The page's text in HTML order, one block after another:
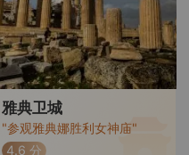
溪村的宁静与蓝月谷的
秀丽相得益彰，而大理
的风情别树一帜，喜洲
古镇的民族韵味饮食文
化各有千秋，这次旅行
不仅让我感受到了自然
之美，也让我体验了民
雅典卫城
"参观雅典娜胜利女神庙"
4.6 分